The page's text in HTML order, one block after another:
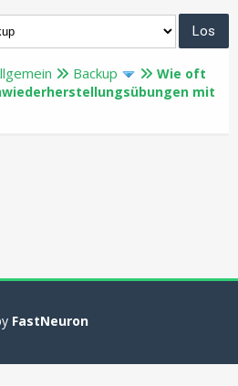
Backup
Wie oft
mit
FastNeuron